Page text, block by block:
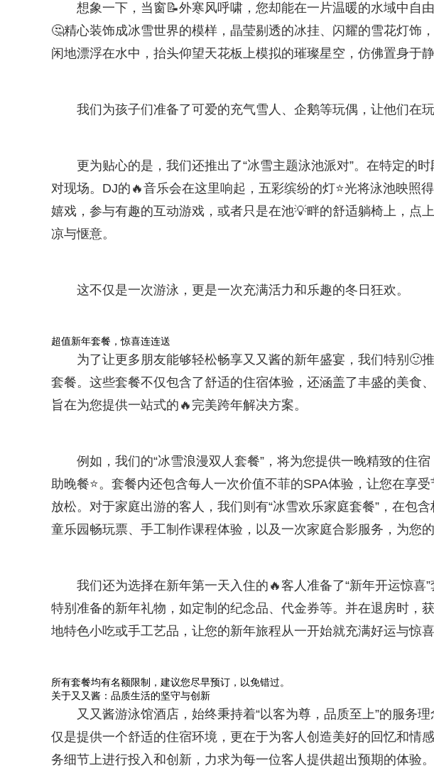
想象一下，当窗📝外寒风呼啸，您却能在一片温暖的水域中自
🤔精心装饰成冰雪世界的模样，晶莹剔透的冰挂、闪耀的雪花灯饰
闲地漂浮在水中，抬头仰望天花板上模拟的璀璨星空，仿佛置身于
我们为孩子们准备了可爱的充气雪人、企鹅等玩偶，让他们在
更为贴心的是，我们还推出了“冰雪主题泳池派对”。在特定的
对现场。DJ的🔥音乐会在这里响起，五彩缤纷的灯⭐光将泳池映照
嬉戏，参与有趣的互动游戏，或者只是在池💡畔的舒适躺椅上，点
凉与惬意。
这不仅是一次游泳，更是一次充满活力和乐趣的冬日狂欢。
超值新年套餐，惊喜连连送
为了让更多朋友能够轻松畅享又又酱的新年盛宴，我们特别🙂
套餐。这些套餐不仅包含了舒适的住宿体验，还涵盖了丰盛的美食
旨在为您提供一站式的🔥完美跨年解决方案。
例如，我们的“冰雪浪漫双人套餐”，将为您提供一晚精致的住
助晚餐⭐。套餐内还包含每人一次价值不菲的SPA体验，让您在享
放松。对于家庭出游的客人，我们则有“冰雪欢乐家庭套餐”，在包
童乐园畅玩票、手工制作课程体验，以及一次家庭合影服务，为您
我们还为选择在新年第一天入住的🔥客人准备了“新年开运惊喜
特别准备的新年礼物，如定制的纪念品、代金券等。并在退房时，
地特色小吃或手工艺品，让您的新年旅程从一开始就充满好运与惊喜
所有套餐均有名额限制，建议您尽早预订，以免错过。
关于又又酱：品质生活的坚守与创新
又又酱游泳馆酒店，始终秉持着“以客为尊，品质至上”的服务
仅是提供一个舒适的住宿环境，更在于为客人创造美好的回忆和情
务细节上进行投入和创新，力求为每一位客人提供超出预期的体验。